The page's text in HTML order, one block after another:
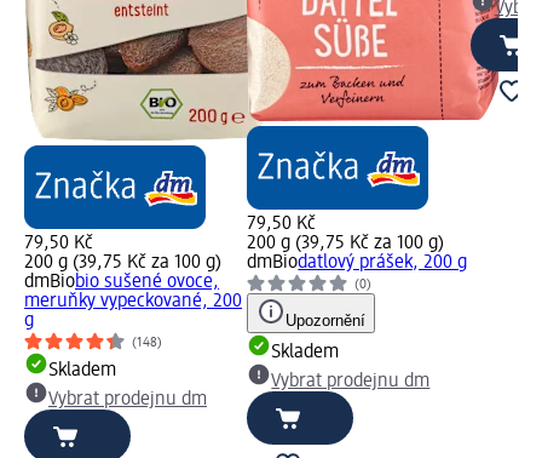
79,50 Kč
200 g (39,75 Kč za 100 g)
dmBiobio sušené ovoce,
meruňky vypeckované, 200
g
(148)
Skladem
Vybrat prodejnu dm
79,50 Kč
200 g (39,75 Kč za 100 g)
dmBiodatlový prášek, 200 g
(0)
Upozornění
Skladem
Vybrat prodejnu dm